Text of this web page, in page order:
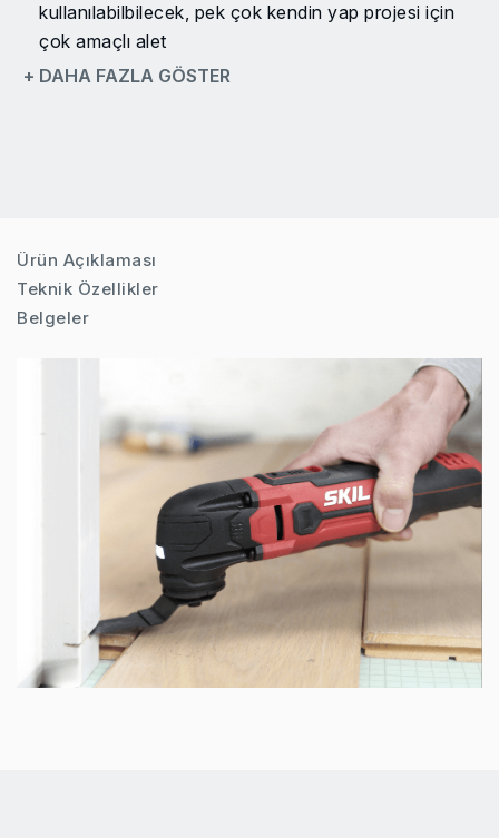
kullanılabilbilecek, pek çok kendin yap projesi için
çok amaçlı alet
Universal aksesuar sistemi sayesinde «Starlock»
Optimum konfor ve kontrol için ergonomik tasarım
ve yumuşak kavrama
Hassas testere ve kesim için değişken derinliğe
sahip derinlik durdurucu (0-60 mm) alttaki
malzemenin zarar görmesini ve aksesuarların çabuk
aşınmasını engeller
+ DAHA FAZLA GÖSTER
Ürün Açıklaması
Teknik Özellikler
Belgeler